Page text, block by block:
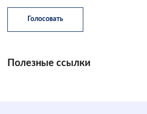
Полезные ссылки